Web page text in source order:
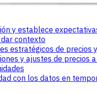
y establece
contexto
estratégicos de precios
y ajustes de precios
con los datos en